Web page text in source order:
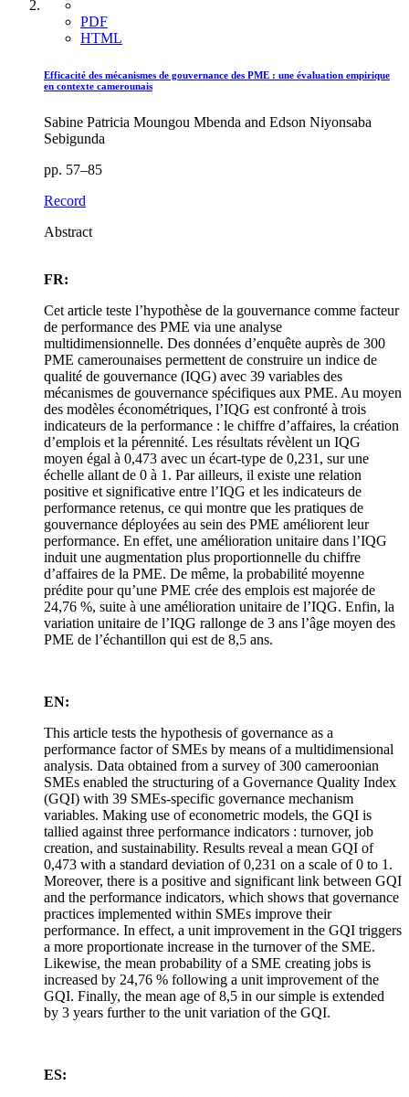
PDF
HTML
Efficacité des mécanismes de gouvernance des PME : une évaluation empirique
en contexte camerounais
Sabine Patricia Moungou Mbenda and Edson Niyonsaba
Sebigunda
pp. 57–85
Record
Abstract
FR:
Cet article teste l’hypothèse de la gouvernance comme facteur
de performance des PME via une analyse
multidimensionnelle. Des données d’enquête auprès de 300
PME camerounaises permettent de construire un indice de
qualité de gouvernance (IQG) avec 39 variables des
mécanismes de gouvernance spécifiques aux PME. Au moyen
des modèles économétriques, l’IQG est confronté à trois
indicateurs de la performance : le chiffre d’affaires, la création
d’emplois et la pérennité. Les résultats révèlent un IQG
moyen égal à 0,473 avec un écart-type de 0,231, sur une
échelle allant de 0 à 1. Par ailleurs, il existe une relation
positive et significative entre l’IQG et les indicateurs de
performance retenus, ce qui montre que les pratiques de
gouvernance déployées au sein des PME améliorent leur
performance. En effet, une amélioration unitaire dans l’IQG
induit une augmentation plus proportionnelle du chiffre
d’affaires de la PME. De même, la probabilité moyenne
prédite pour qu’une PME crée des emplois est majorée de
24,76 %, suite à une amélioration unitaire de l’IQG. Enfin, la
variation unitaire de l’IQG rallonge de 3 ans l’âge moyen des
PME de l’échantillon qui est de 8,5 ans.
EN:
This article tests the hypothesis of governance as a
performance factor of SMEs by means of a multidimensional
analysis. Data obtained from a survey of 300 cameroonian
SMEs enabled the structuring of a Governance Quality Index
(GQI) with 39 SMEs-specific governance mechanism
variables. Making use of econometric models, the GQI is
tallied against three performance indicators : turnover, job
creation, and sustainability. Results reveal a mean GQI of
0,473 with a standard deviation of 0,231 on a scale of 0 to 1.
Moreover, there is a positive and significant link between GQI
and the performance indicators, which shows that governance
practices implemented within SMEs improve their
performance. In effect, a unit improvement in the GQI triggers
a more proportionate increase in the turnover of the SME.
Likewise, the mean probability of a SME creating jobs is
increased by 24,76 % following a unit improvement of the
GQI. Finally, the mean age of 8,5 in our simple is extended
by 3 years further to the unit variation of the GQI.
ES: